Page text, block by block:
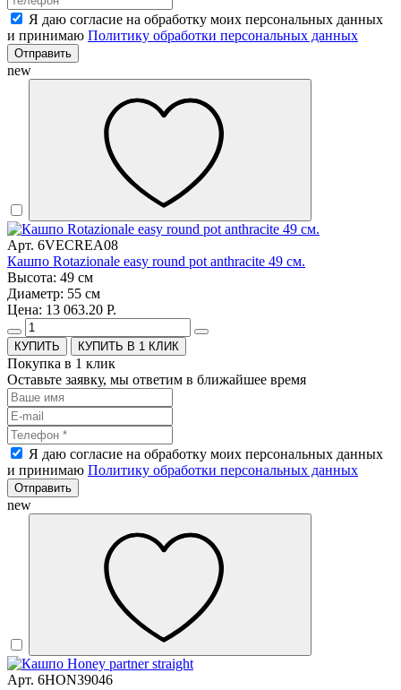
Я даю согласие на обработку моих персональных данных
и принимаю Политику обработки персональных данных
Отправить
new
Арт. 6VECREA08
Кашпо Rotazionale easy round pot anthracite 49 см.
Высота: 49 см
Диаметр: 55 см
Цена: 13 063.20 Р.
КУПИТЬ В 1 КЛИК
Покупка в 1 клик
Оставьте заявку, мы ответим в ближайшее время
Я даю согласие на обработку моих персональных данных
и принимаю Политику обработки персональных данных
Отправить
new
Арт. 6HON39046